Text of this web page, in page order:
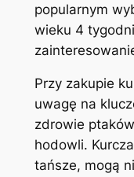
popularnym
wieku 4
Przy zakupie
uwagę na
zdrowie
hodowli.
tańsze, mogą